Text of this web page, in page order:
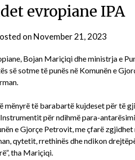
evropiane IPA
on November 21, 2023
Bojan Mariçiqi dhe ministrja e
së sotme të punës në Komunën e
mënyrë të barabartë kujdeset për të
për ndihmë para-
e Gjorçe Petrovit, me çfarë
qytetit, rrethinës dhe ndikon
tha Mariçiqi.